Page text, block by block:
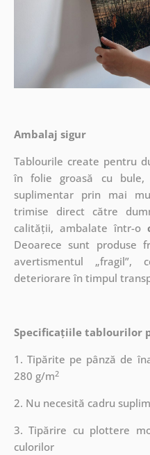
Ambalaj sigur
Tablourile create pentru
în folie groasă cu
suplimentar prin mai
trimise direct către
calității, ambalate într-o
Deoarece sunt produse
avertismentul
deteriorare în timpul
Specificațiile tablourilor
1. Tipărite pe pânză de
280 g/m2
2. Nu necesită cadru
3. Tipărire cu plottere
culorilor